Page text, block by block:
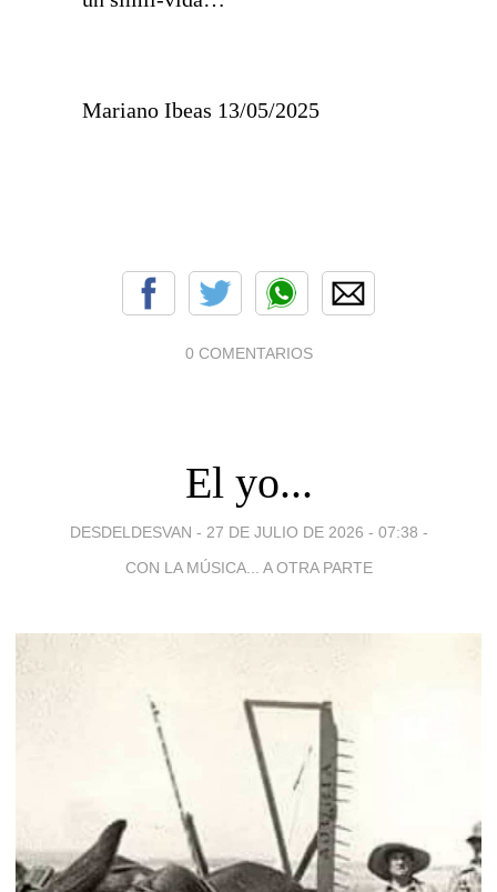
Mariano Ibeas 13/05/2025
0 COMENTARIOS
El yo...
DESDELDESVAN - 27 DE JULIO DE 2026 - 07:38 -
CON LA MÚSICA... A OTRA PARTE